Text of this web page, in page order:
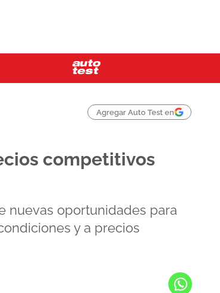
Agregar Auto Test en
competitivos
nuevas oportunidades para
y a precios